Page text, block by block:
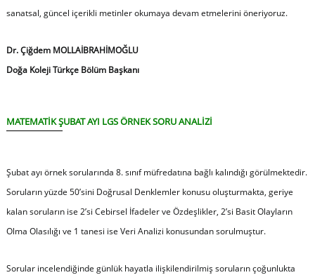
sanatsal, güncel içerikli metinler okumaya devam etmelerini öneriyoruz.
Dr. Çiğdem MOLLAİBRAHİMOĞLU
Doğa Koleji Türkçe Bölüm Başkanı
MATEMATİKŞUBAT AYI LGS ÖRNEK SORU ANALİZİ
Şubat ayı örnek sorularında 8. sınıf müfredatına bağlı kalındığı görülmektedir.
Soruların yüzde 50’sini Doğrusal Denklemler konusu oluşturmakta, geriye
kalan soruların ise 2’si Cebirsel İfadeler ve Özdeşlikler, 2’si Basit Olayların
Olma Olasılığı ve 1 tanesi ise Veri Analizi konusundan sorulmuştur.
Sorular incelendiğinde günlük hayatla ilişkilendirilmiş soruların çoğunlukta